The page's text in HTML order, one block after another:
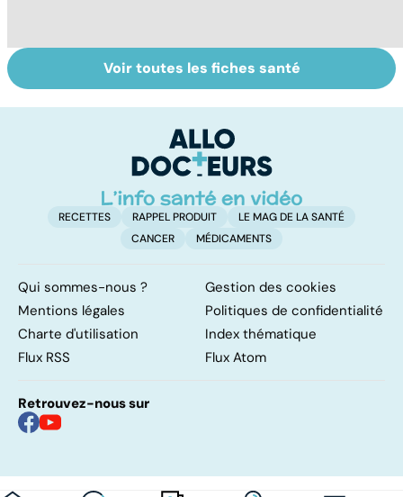
Narcolepsie : des
crises de
Maladie de
Huntington : une
neurologique
incurable
Voir toutes les fiches santé
RECETTES RAPPEL PRODUIT
LE MAG DE LA SANTÉ
CANCER
MÉDICAMENTS
Qui sommes-nous ?
Gestion des cookies
Mentions légales
Politiques de confidentialité
Charte d'utilisation
Index thématique
Flux RSS
Flux Atom
Retrouvez-nous sur